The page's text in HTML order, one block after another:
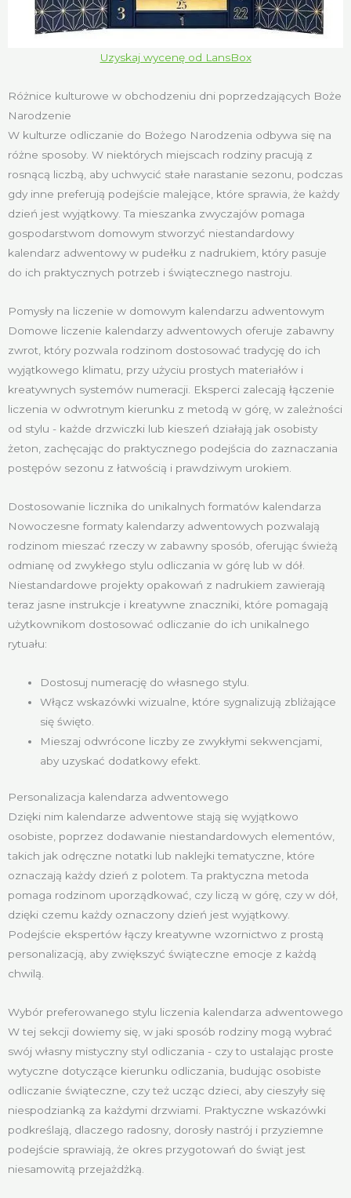
Uzyskaj wycenę od LansBox
Różnice kulturowe w obchodzeniu dni poprzedzających Boże
Narodzenie
W kulturze odliczanie do Bożego Narodzenia odbywa się na
różne sposoby. W niektórych miejscach rodziny pracują z
rosnącą liczbą, aby uchwycić stałe narastanie sezonu, podczas
gdy inne preferują podejście malejące, które sprawia, że każdy
dzień jest wyjątkowy. Ta mieszanka zwyczajów pomaga
gospodarstwom domowym stworzyć niestandardowy
kalendarz adwentowy w pudełku z nadrukiem, który pasuje
do ich praktycznych potrzeb i świątecznego nastroju.
Pomysły na liczenie w domowym kalendarzu adwentowym
Domowe liczenie kalendarzy adwentowych oferuje zabawny
zwrot, który pozwala rodzinom dostosować tradycję do ich
wyjątkowego klimatu, przy użyciu prostych materiałów i
kreatywnych systemów numeracji. Eksperci zalecają łączenie
liczenia w odwrotnym kierunku z metodą w górę, w zależności
od stylu - każde drzwiczki lub kieszeń działają jak osobisty
żeton, zachęcając do praktycznego podejścia do zaznaczania
postępów sezonu z łatwością i prawdziwym urokiem.
Dostosowanie licznika do unikalnych formatów kalendarza
Nowoczesne formaty kalendarzy adwentowych pozwalają
rodzinom mieszać rzeczy w zabawny sposób, oferując świeżą
odmianę od zwykłego stylu odliczania w górę lub w dół.
Niestandardowe projekty opakowań z nadrukiem zawierają
teraz jasne instrukcje i kreatywne znaczniki, które pomagają
użytkownikom dostosować odliczanie do ich unikalnego
rytuału:
Dostosuj numerację do własnego stylu.
Włącz wskazówki wizualne, które sygnalizują zbliżające
się święto.
Mieszaj odwrócone liczby ze zwykłymi sekwencjami,
aby uzyskać dodatkowy efekt.
Personalizacja kalendarza adwentowego
Dzięki nim kalendarze adwentowe stają się wyjątkowo
osobiste, poprzez dodawanie niestandardowych elementów,
takich jak odręczne notatki lub naklejki tematyczne, które
oznaczają każdy dzień z polotem. Ta praktyczna metoda
pomaga rodzinom uporządkować, czy liczą w górę, czy w dół,
dzięki czemu każdy oznaczony dzień jest wyjątkowy.
Podejście ekspertów łączy kreatywne wzornictwo z prostą
personalizacją, aby zwiększyć świąteczne emocje z każdą
chwilą.
Wybór preferowanego stylu liczenia kalendarza adwentowego
W tej sekcji dowiemy się, w jaki sposób rodziny mogą wybrać
swój własny mistyczny styl odliczania - czy to ustalając proste
wytyczne dotyczące kierunku odliczania, budując osobiste
odliczanie świąteczne, czy też ucząc dzieci, aby cieszyły się
niespodzianką za każdymi drzwiami. Praktyczne wskazówki
podkreślają, dlaczego radosny, dorosły nastrój i przyziemne
podejście sprawiają, że okres przygotowań do świąt jest
niesamowitą przejażdżką.